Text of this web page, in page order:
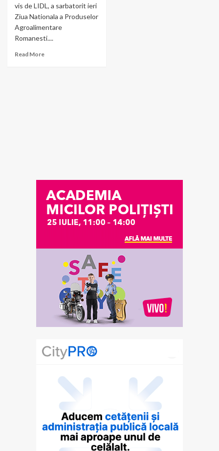
vis de LIDL, a sarbatorit ieri
Ziua Nationala a Produselor
Agroalimentare
Romanesti....
Read More